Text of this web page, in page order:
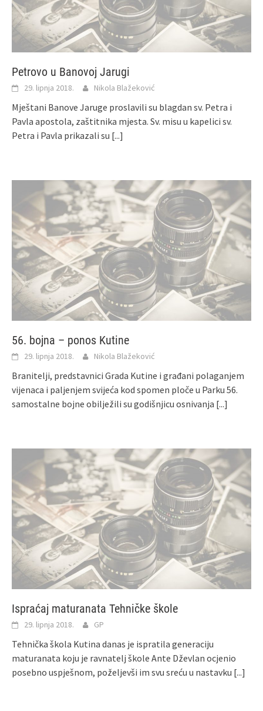
Petrovo u Banovoj Jarugi
29. lipnja 2018. Nikola Blažeković
Mještani Banove Jaruge proslavili su blagdan sv. Petra i
Pavla apostola, zaštitnika mjesta. Sv. misu u kapelici sv.
Petra i Pavla prikazali su [...]
56. bojna – ponos Kutine
29. lipnja 2018. Nikola Blažeković
Branitelji, predstavnici Grada Kutine i građani polaganjem
vijenaca i paljenjem svijeća kod spomen ploče u Parku 56.
samostalne bojne obilježili su godišnjicu osnivanja [...]
Ispraćaj maturanata Tehničke škole
29. lipnja 2018. GP
Tehnička škola Kutina danas je ispratila generaciju
maturanata koju je ravnatelj škole Ante Dževlan ocjenio
posebno uspješnom, poželjevši im svu sreću u nastavku [...]